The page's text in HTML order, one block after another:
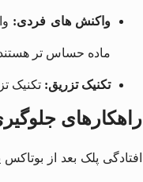
واکنش ‌های فردی:
ماده حساس‌ تر
تکنیک تزریق: تکنیک
راهکارهای
افتادگی پلک بعد از